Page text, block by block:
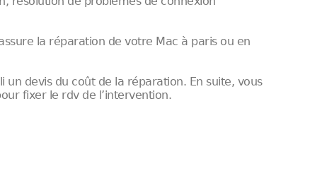
la réparation de votre Mac à paris ou en
devis du coût de la réparation. En suite, vous
fixer le rdv de l’intervention.